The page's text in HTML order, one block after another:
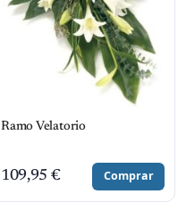
Ramo Velatorio
109,95 € Comprar